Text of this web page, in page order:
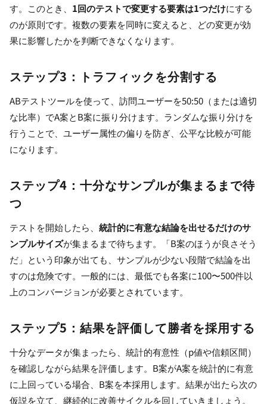
す。このとき、 1回のテストで変更する要素は1つだけにする
のが原則です。複数の要素を同時に変えると、どの変更が効
果に影響したかを判断できなくなります。
ステップ3：トラフィックを分割する
ABテストツールを使って、訪問ユーザーを50:50（または適切
な比率）でA案とB案に振り分けます。ランダムな振り分けを
行うことで、ユーザー属性の偏りを防ぎ、公平な比較が可能
になります。
ステップ4：十分なサンプルが集まるまで待
つ
テストを開始したら、 統計的に有意な結論を出せるだけのサ
ンプルサイズが集まるまで待ちます。「B案のほうが良さそう
だ」という印象が出ても、サンプルが少ない段階で結論を出
すのは危険です。一般的には、最低でも各案に100〜500件以
上のコンバージョンが必要とされています。
ステップ5：結果を評価して勝者を採用する
十分なデータが集まったら、統計的有意性（p値や信頼区間）
を確認しながら結果を評価します。B案がA案を統計的に有意
に上回っている場合、B案を本採用します。結果が出たら次の
仮説を立て、継続的に改善サイクルを回していきましょう。